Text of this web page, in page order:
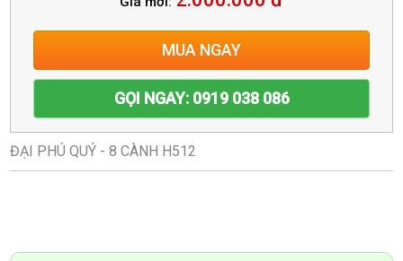
MUA NGAY
GỌI NGAY: 0919 038 086
ĐẠI PHÚ QUÝ - 8 CÀNH H512